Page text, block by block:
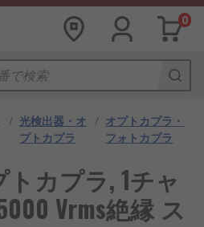
0
/ 光検出器・オ
プトカプラ
/ オプトカプラ・
フォトカプラ
カプラ, 1チャ
Vrms絶縁 ス